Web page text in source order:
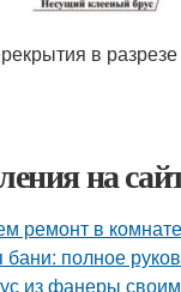
в разрезе
на
ремонт в
бани: полное
из фанеры